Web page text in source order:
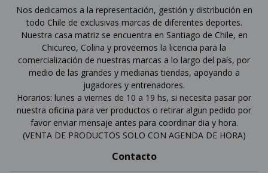
Nos dedicamos a la representación, gestión y distribución en
todo Chile de exclusivas marcas de diferentes deportes.
Nuestra casa matriz se encuentra en Santiago de Chile, en
Chicureo, Colina y proveemos la licencia para la
comercialización de nuestras marcas a lo largo del país, por
medio de las grandes y medianas tiendas, apoyando a
jugadores y entrenadores.
Horarios: lunes a viernes de 10 a 19 hs, si necesita pasar por
nuestra oficina para ver productos o retirar algun pedido por
favor enviar mensaje antes para coordinar dia y hora.
(VENTA DE PRODUCTOS SOLO CON AGENDA DE HORA)
Contacto